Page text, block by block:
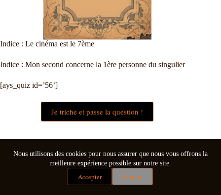
Nous utilisons des cookies pour nous assurer que nous vous offrons la
meilleure expérience possible sur notre site.
Accepter Refuser
Indice : Le cinéma est le 7ème
Indice : Mon second concerne la 1ère personne du singulier
[ays_quiz id=’56’]
Je triche et passe la question !
Mentions légales
Conditions générales de vente